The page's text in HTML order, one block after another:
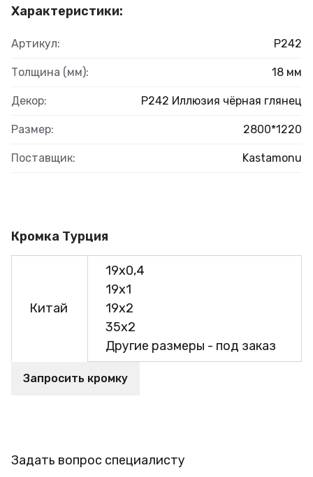
Характеристики:
Артикул: Р242
Толщина (мм): 18 мм
Декор: Р242 Иллюзия чёрная глянец
Размер: 2800*1220
Поставщик: Kastamonu
Кромка Турция
Китай
19х0,4
19х1
19х2
35х2
Другие размеры - под заказ
Запросить кромку
Задать вопрос специалисту